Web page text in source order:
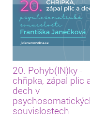
20. Pohyb(IN)ky -
chřipka, zápal plic
dech v
souvislostech